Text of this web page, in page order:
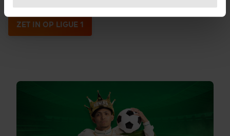
ZET IN OP LIGUE 1